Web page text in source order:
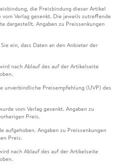
die Preisbindung dieser Artikel
Verlag gesenkt. Die jeweils zutreffende
dargestellt. Angaben zu Preissenkungen
ein, dass Daten an den Anbieter der
nach Ablauf des auf der Artikelseite
unverbindliche Preisempfehlung (UVP) des
vom Verlag gesenkt. Angaben zu
Preis.
aufgehoben. Angaben zu Preissenkungen
Preis.
nach Ablauf des auf der Artikelseite